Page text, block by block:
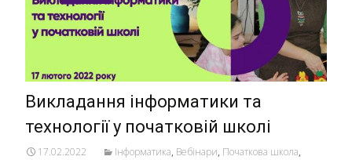
Викладання інформатики та
технології у початковій школі
17.02.2022 Інформатика, Вебінари, Початкова школа,